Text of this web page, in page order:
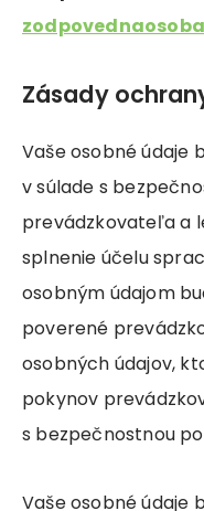
Zásady
Vaše osobné údaje
v súlade s
prevádzkovateľa a
splnenie účelu
osobným údajom
poverené
osobných údajov,
pokynov
s bezpečnostnou
Vaše osobné údaje